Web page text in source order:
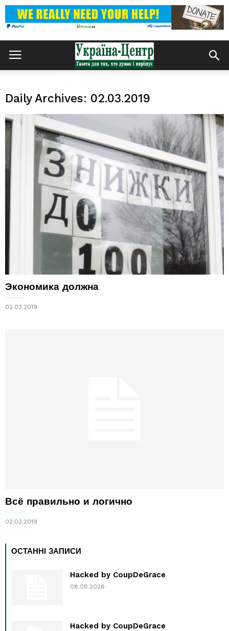
Daily Archives: 02.03.2019
Экономика должна
02.03.2019
Всё правильно и логично
02.03.2019
ОСТАННІ ЗАПИСИ
Hacked by CoupDeGrace
08.08.2026
Hacked by CoupDeGrace